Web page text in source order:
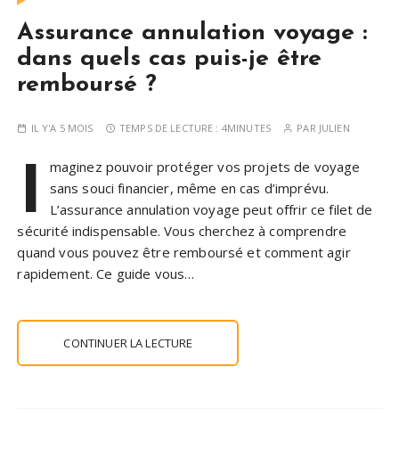
Assurance annulation voyage :
dans quels cas puis-je être
remboursé ?
IL Y'A 5 MOIS TEMPS DE LECTURE : 4MINUTES PAR JULIEN
I
maginez pouvoir protéger vos projets de voyage
sans souci financier, même en cas d’imprévu.
L’assurance annulation voyage peut offrir ce filet de
sécurité indispensable. Vous cherchez à comprendre
quand vous pouvez être remboursé et comment agir
rapidement. Ce guide vous…
CONTINUER LA LECTURE